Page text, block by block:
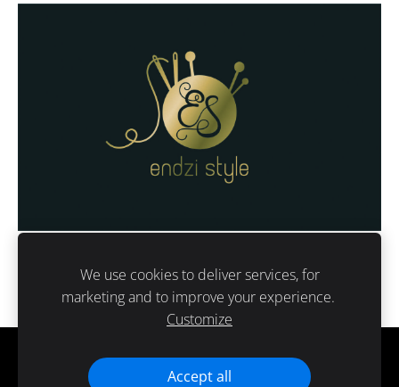
Cookies
We use cookies to deliver services, for
marketing and to improve your experience.
Customize
Accept all